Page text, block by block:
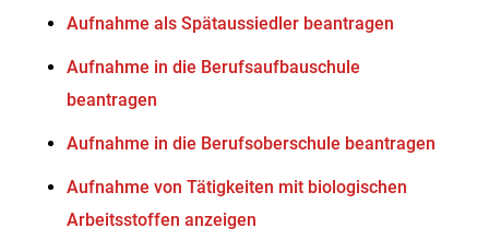
Aufnahme als Spätaussiedler beantragen
Aufnahme in die Berufsaufbauschule
beantragen
Aufnahme in die Berufsoberschule beantragen
Aufnahme von Tätigkeiten mit biologischen
Arbeitsstoffen anzeigen